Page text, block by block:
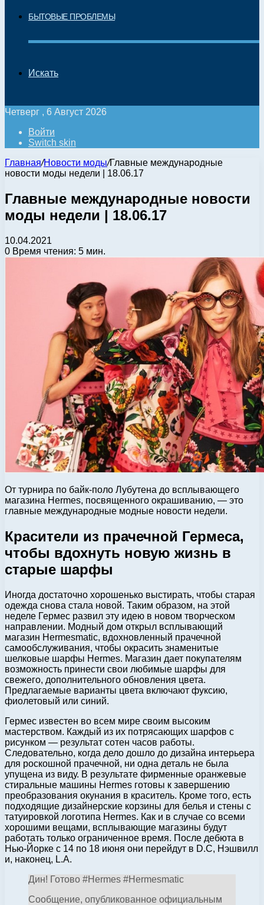
БЫТОВЫЕ ПРОБЛЕМЫ
Искать
Четверг , 6 Август 2026
Войти
Switch skin
Главная/Новости моды/Главные международные
новости моды недели | 18.06.17
Главные международные новости
моды недели | 18.06.17
10.04.2021
0 Время чтения: 5 мин.
От турнира по байк-поло Лубутена до всплывающего
магазина Hermes, посвященного окрашиванию, — это
главные международные модные новости недели.
Красители из прачечной Гермеса,
чтобы вдохнуть новую жизнь в
старые шарфы
Иногда достаточно хорошенько выстирать, чтобы старая
одежда снова стала новой. Таким образом, на этой
неделе Гермес развил эту идею в новом творческом
направлении. Модный дом открыл всплывающий
магазин Hermesmatic, вдохновленный прачечной
самообслуживания, чтобы окрасить знаменитые
шелковые шарфы Hermes. Магазин дает покупателям
возможность принести свои любимые шарфы для
свежего, дополнительного обновления цвета.
Предлагаемые варианты цвета включают фуксию,
фиолетовый или синий.
Гермес известен во всем мире своим высоким
мастерством. Каждый из их потрясающих шарфов с
рисунком — результат сотен часов работы.
Следовательно, когда дело дошло до дизайна интерьера
для роскошной прачечной, ни одна деталь не была
упущена из виду. В результате фирменные оранжевые
стиральные машины Hermes готовы к завершению
преобразования окунания в краситель. Кроме того, есть
подходящие дизайнерские корзины для белья и стены с
татуировкой логотипа Hermes. Как и в случае со всеми
хорошими вещами, всплывающие магазины будут
работать только ограниченное время. После дебюта в
Нью-Йорке с 14 по 18 июня они перейдут в D.C, Нэшвилл
и, наконец, L.А.
Дин! Готово #Hermes #Hermesmatic
Сообщение, опубликованное официальным